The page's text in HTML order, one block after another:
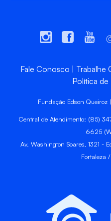
Fale Conosco Trabalhe
Política de
Fundação Edson
Central de Atendimento: (85)
6625
Av. Washington Soares, 1321 -
Fortaleza